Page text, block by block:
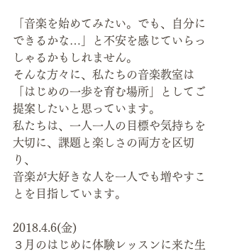
「音楽を始めてみたい。でも、自分に
できるかな…」と不安を感じていらっ
しゃるかもしれません。
そんな方々に、私たちの音楽教室は
「はじめの一歩を育む場所」としてご
提案したいと思っています。
私たちは、一人一人の目標や気持ちを
大切に、課題と楽しさの両方を区切
り、
音楽が大好きな人を一人でも増やすこ
とを目指しています。
2018.4.6(金)
３月のはじめに体験レッスンに来た生